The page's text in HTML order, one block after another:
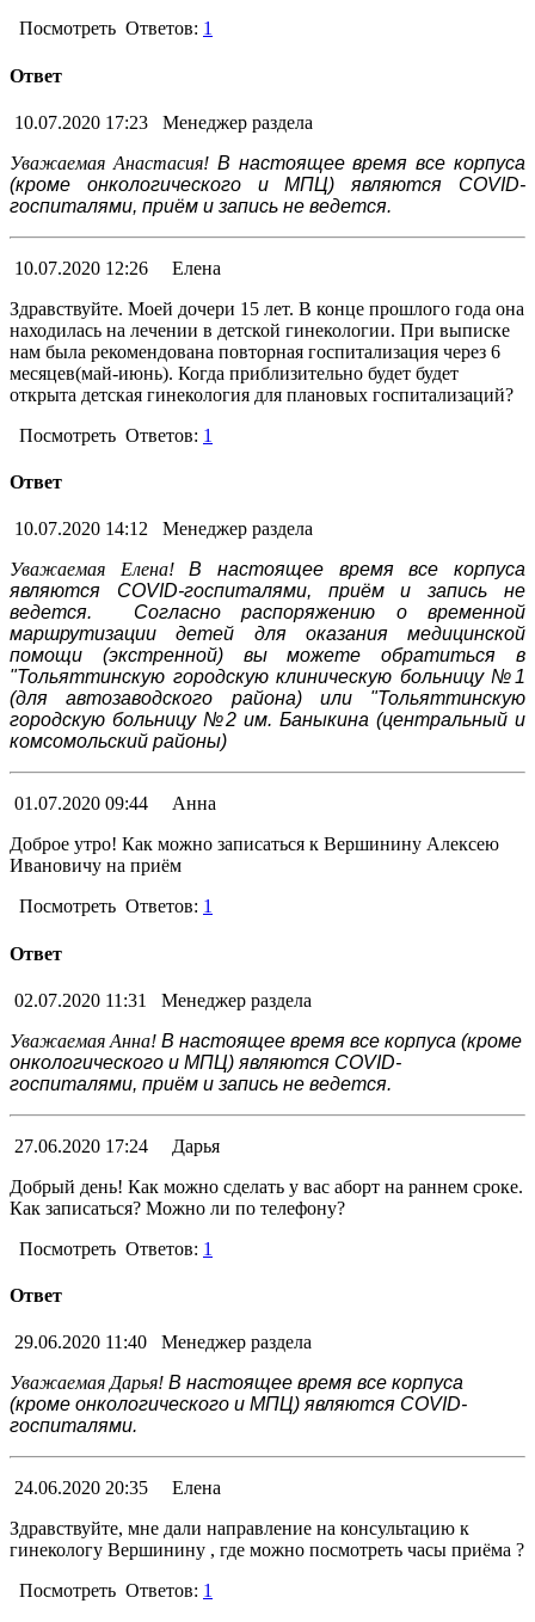
Посмотреть Ответов: 1
Ответ
10.07.2020 17:23
Менеджер раздела
Уважаемая Анастасия! В настоящее время все корпуса
(кроме онкологического и МПЦ) являются COVID-
госпиталями, приём и запись не ведется.
10.07.2020 12:26
Елена
Здравствуйте. Моей дочери 15 лет. В конце прошлого года она
находилась на лечении в детской гинекологии. При выписке
нам была рекомендована повторная госпитализация через 6
месяцев(май-июнь). Когда приблизительно будет будет
открыта детская гинекология для плановых госпитализаций?
Посмотреть Ответов: 1
Ответ
10.07.2020 14:12
Менеджер раздела
Уважаемая Елена!В настоящее время все корпуса
являются COVID-госпиталями, приём и запись не
ведется. Согласно распоряжению о временной
маршрутизации детей для оказания медицинской
помощи (экстренной) вы можете обратиться в
"Тольяттинскую городскую клиническую больницу №1
(для автозаводского района) или "Тольяттинскую
городскую больницу №2 им. Баныкина (центральный и
комсомольский районы)
01.07.2020 09:44
Анна
Доброе утро! Как можно записаться к Вершинину Алексею
Ивановичу на приём
Посмотреть Ответов: 1
Ответ
02.07.2020 11:31
Менеджер раздела
Уважаемая Анна! В настоящее время все корпуса (кроме
онкологического и МПЦ) являются COVID-
госпиталями, приём и запись не ведется.
27.06.2020 17:24
Дарья
Добрый день! Как можно сделать у вас аборт на раннем сроке.
Как записаться? Можно ли по телефону?
Посмотреть Ответов: 1
Ответ
29.06.2020 11:40
Менеджер раздела
Уважаемая Дарья! В настоящее время все корпуса
(кроме онкологического и МПЦ) являются COVID-
госпиталями.
24.06.2020 20:35
Елена
Здравствуйте, мне дали направление на консультацию к
гинекологу Вершинину , где можно посмотреть часы приёма ?
Посмотреть Ответов: 1